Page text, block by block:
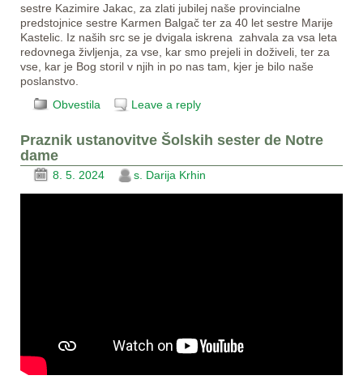
sestre Kazimire Jakac, za zlati jubilej naše provincialne
predstojnice sestre Karmen Balgač ter za 40 let sestre Marije
Kastelic. Iz naših src se je dvigala iskrena zahvala za vsa leta
redovnega življenja, za vse, kar smo prejeli in doživeli, ter za
vse, kar je Bog storil v njih in po nas tam, kjer je bilo naše
poslanstvo.
Obvestila
Leave a reply
Praznik ustanovitve Šolskih sester de Notre
dame
8. 5. 2024 s. Darija Krhin